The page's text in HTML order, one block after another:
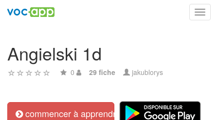
Angielski 1d
0 29 fiche jakublorys
commencer à apprendre